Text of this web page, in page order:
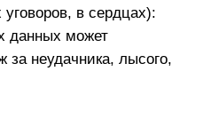
в сердцах):
данных может
за неудачника, лысого,